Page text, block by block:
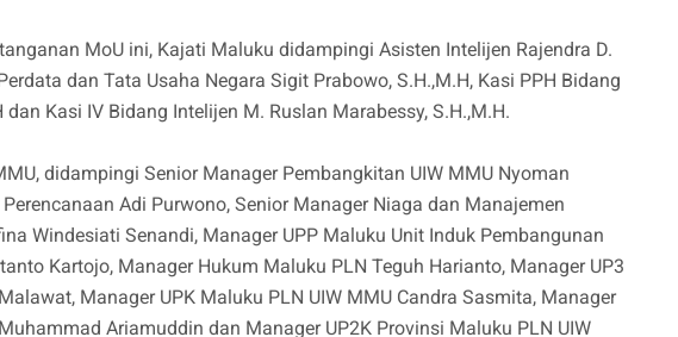
MoU ini, Kajati Maluku didampingi Asisten Intelijen Rajendra D.
dan Tata Usaha Negara Sigit Prabowo, S.H.,M.H, Kasi PPH Bidang
Kasi IV Bidang Intelijen M. Ruslan Marabessy, S.H.,M.H.
didampingi Senior Manager Pembangkitan UIW MMU Nyoman
Adi Purwono, Senior Manager Niaga dan Manajemen
Windesiati Senandi, Manager UPP Maluku Unit Induk Pembangunan
Kartojo, Manager Hukum Maluku PLN Teguh Harianto, Manager UP3
Manager UPK Maluku PLN UIW MMU Candra Sasmita, Manager
Ariamuddin dan Manager UP2K Provinsi Maluku PLN UIW